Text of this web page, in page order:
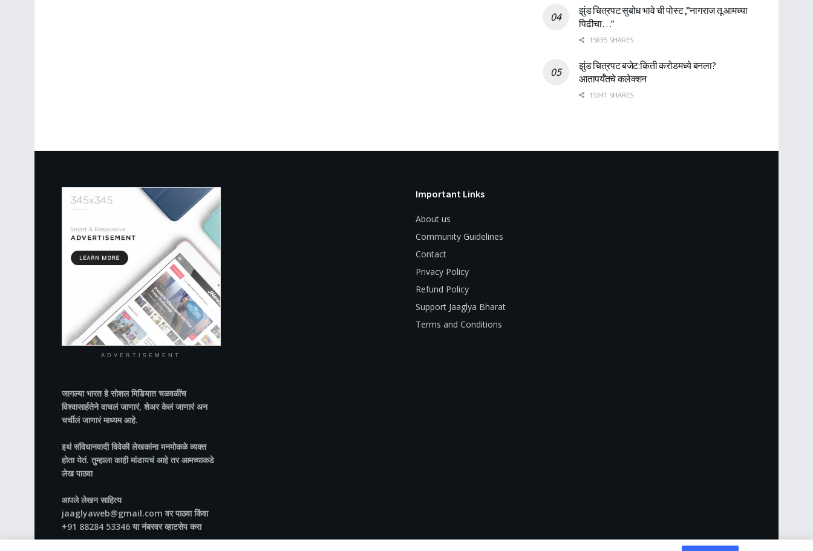
झुंड चित्रपट:सुबोध भावे ची पोस्ट ,”नागराज तू आमच्या
पिढीचा…”
15835 SHARES
झुंड चित्रपट बजेट:किती करोडमध्ये बनला?
आतापर्यँतचे कलेक्शन
15341 SHARES
ADVERTISEMENT
जागल्या भारतहे सोशल मिडियात चळवळींच
विश्वासार्हतेने वाचलं जाणारं, शेअर केलं जाणारं अन
चर्चीलं जाणारं माध्यम आहे.
इथं संविधानवादी विवेकी लेखकांना मनमोकळे व्यक्त
होता येतं. तुम्हाला काही मांडायचं आहे तर आमच्याकडे
लेख पाठवा
आपले लेखन साहित्य
jaaglyaweb@gmail.com वर पाठवा किंवा
+91 88284 53346 या नंबरवर व्हाटसेप करा
Important Links
About us
Community Guidelines
Contact
Privacy Policy
Refund Policy
Support Jaaglya Bharat
Terms and Conditions